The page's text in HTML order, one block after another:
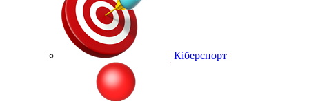
Кіберспорт